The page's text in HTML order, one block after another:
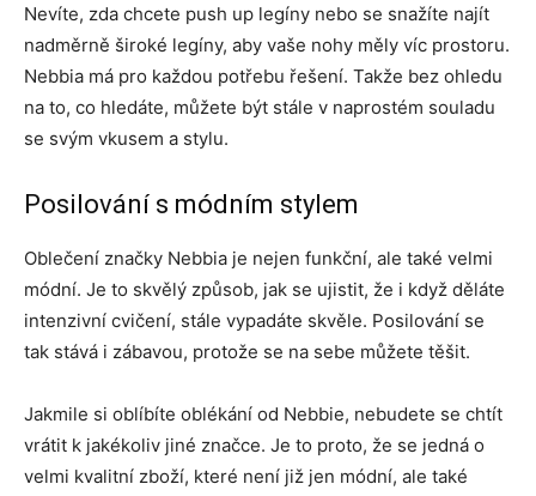
Nevíte, zda chcete push up legíny nebo se snažíte najít
nadměrně široké legíny, aby vaše nohy měly víc prostoru.
Nebbia má pro každou potřebu řešení. Takže bez ohledu
na to, co hledáte, můžete být stále v naprostém souladu
se svým vkusem a stylu.
Posilování s módním stylem
Oblečení značky Nebbia je nejen funkční, ale také velmi
módní. Je to skvělý způsob, jak se ujistit, že i když děláte
intenzivní cvičení, stále vypadáte skvěle. Posilování se
tak stává i zábavou, protože se na sebe můžete těšit.
Jakmile si oblíbíte oblékání od Nebbie, nebudete se chtít
vrátit k jakékoliv jiné značce. Je to proto, že se jedná o
velmi kvalitní zboží, které není již jen módní, ale také